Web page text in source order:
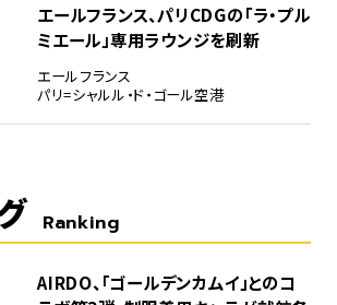
エールフランス、パリCDGの「ラ・プル
ミエール」専用ラウンジを刷新
エールフランス
パリ=シャルル・ド・ゴール空港
Ranking
AIRDO、「ゴールデンカムイ」とのコ